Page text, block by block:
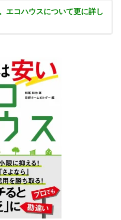
エコハウスについて更に詳し